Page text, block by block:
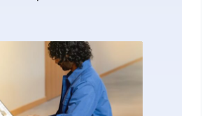
контрастност
и: 1300:1
Динамическа
я частота